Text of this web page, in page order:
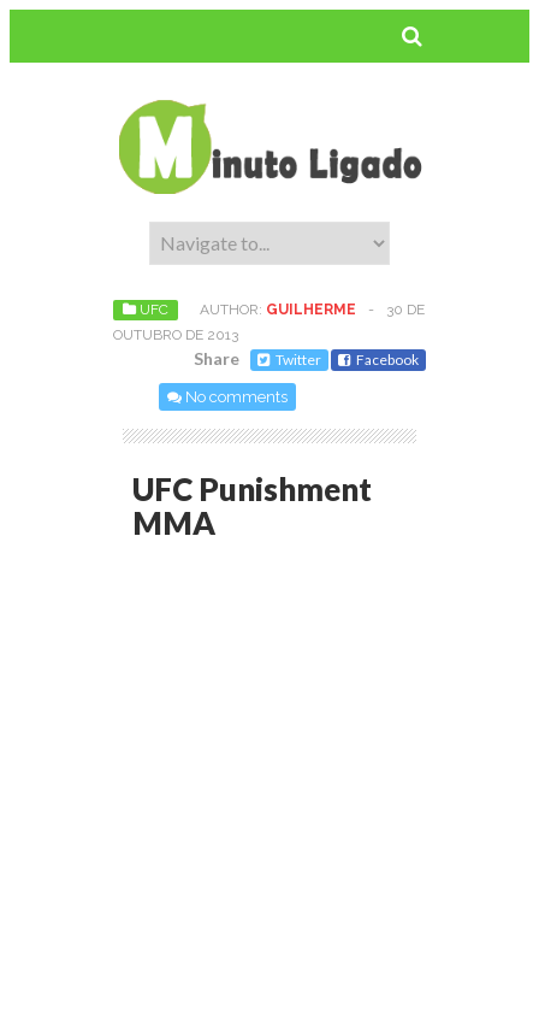
UFC AUTHOR: GUILHERME -
30 DE
OUTUBRO DE 2013
Share Twitter Facebook
No comments
UFC Punishment
MMA